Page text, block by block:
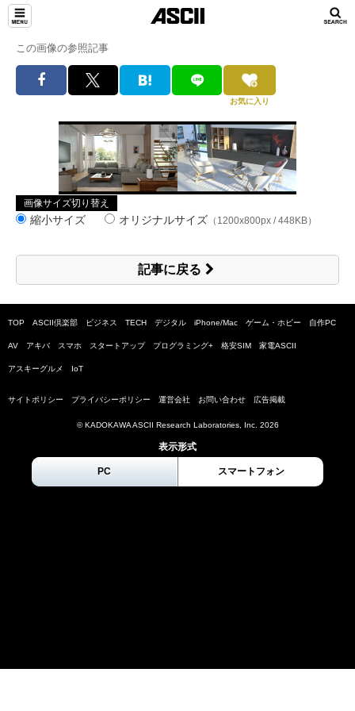
この画像の参照記事
お気に入り
画像サイズ切り替え
縮小サイズ オリジナルサイズ （1200x800px / 448KB）
記事に戻る
TOP ASCII倶楽部 ビジネス TECH デジタル iPhone/Mac ゲーム・ホビー 自作PC
AV アキバ スマホ スタートアップ プログラミング+ 格安SIM 家電ASCII
アスキーグルメ IoT
サイトポリシー プライバシーポリシー 運営会社 お問い合わせ 広告掲載
© KADOKAWA ASCII Research Laboratories, Inc. 2026
表示形式
PC スマートフォン